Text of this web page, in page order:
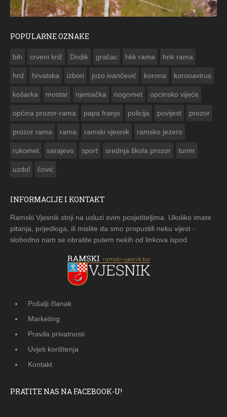
POPULARNE OZNAKE
bih crveni križ Dodik gračac hkk rama hnk rama
hnž hrvatska izbori jozo ivančević korona koronavirus
košarka mostar njemačka nogomet opcinsko vijeće
općina prozor-rama papa franjo policija povijest prozor
prozor rama rama ramski vjesnik ramsko jezero
rukomet sarajevo sport srednja škola prozor turnir
uzdol čović
INFORMACIJE I KONTAKT
Ramski Vjesnik stoji na usluzi svim posjetiteljima. Ukoliko imate
pitanja, prijedloga, ili mislite da smo propustili neku vijest -
slobodno nam se obratite putem nekih od linkova ispod.
Pošalji članak
Marketing
Pravila privatnosti
Uvjeti korištenja
Kontakt
PRATITE NAS NA FACEBOOK-U!